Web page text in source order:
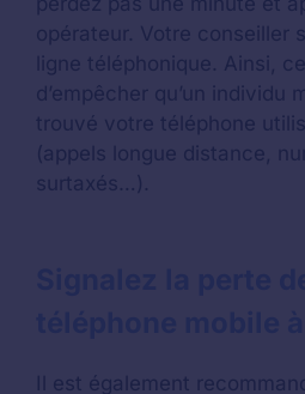
opérateur. Votre conseiller
ligne téléphonique. Ainsi,
d’empêcher qu’un individu
trouvé votre téléphone
(appels longue distance,
surtaxés…).
Il est également